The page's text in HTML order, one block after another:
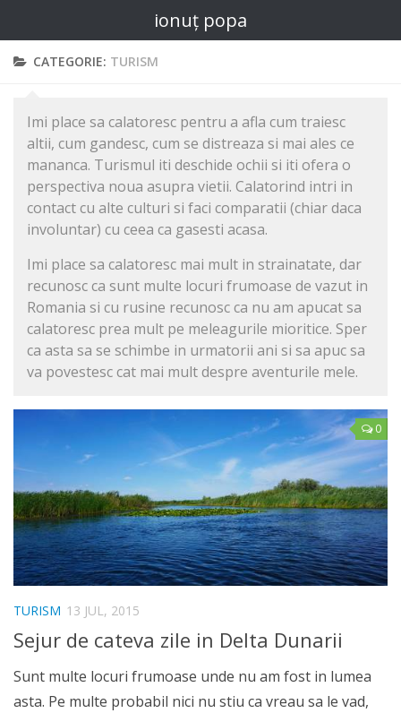
ionuț popa
CATEGORIE: TURISM
Imi place sa calatoresc pentru a afla cum traiesc
altii, cum gandesc, cum se distreaza si mai ales ce
mananca. Turismul iti deschide ochii si iti ofera o
perspectiva noua asupra vietii. Calatorind intri in
contact cu alte culturi si faci comparatii (chiar daca
involuntar) cu ceea ca gasesti acasa.
Imi place sa calatoresc mai mult in strainatate, dar
recunosc ca sunt multe locuri frumoase de vazut in
Romania si cu rusine recunosc ca nu am apucat sa
calatoresc prea mult pe meleagurile mioritice. Sper
ca asta sa se schimbe in urmatorii ani si sa apuc sa
va povestesc cat mai mult despre aventurile mele.
0
TURISM 13 JUL, 2015
Sejur de cateva zile in Delta Dunarii
Sunt multe locuri frumoase unde nu am fost in lumea
asta. Pe multe probabil nici nu stiu ca vreau sa le vad,